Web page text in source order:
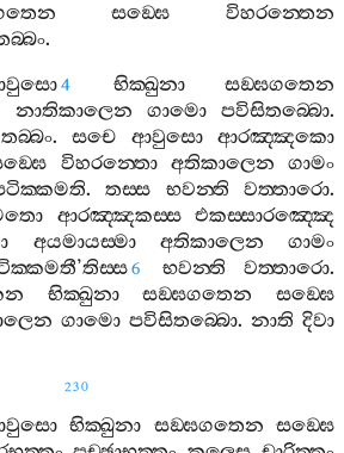
සඞ‍්ඝෙ
විහරන‍්තෙන
.
4 භික‍්ඛුනා
සඞ‍්ඝගතෙන
නාතිකාලෙන ගාමො පවිසිතබ‍්බො.
.සචෙ ආවුසො
ආරඤ‍්ඤකො
විහරන‍්තො අතිකාලෙන
ගාමං
.තස‍්ස භවන‍්ති වත‍්තාරො.
ආරඤ‍්ඤකස‍්ස එකස‍්සාරඤ‍්ඤෙ
අයමායස‍්මා අතිකාලෙන
ගාමං
’තිස‍්ස6 භවන‍්ති වත‍්තාරො.
භික‍්ඛුනා සඞ‍්ඝගතෙන
සඞ‍්ඝෙ
ගාමො පවිසිතබ‍්බො. නාති දිවා
230
භික‍්ඛුනා සඞ‍්ඝගතෙන සඞ‍්ඝෙ